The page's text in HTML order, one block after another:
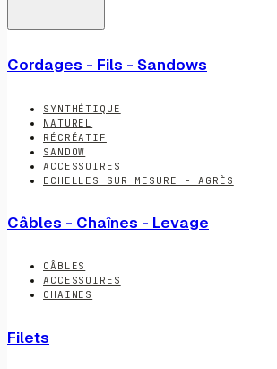
Cordages - Fils - Sandows
SYNTHÉTIQUE
NATUREL
RÉCRÉATIF
SANDOW
ACCESSOIRES
ECHELLES SUR MESURE - AGRÈS
Câbles - Chaînes - Levage
CÂBLES
ACCESSOIRES
CHAINES
Filets